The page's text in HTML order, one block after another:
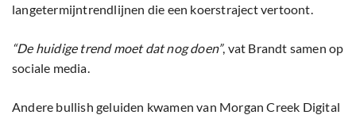
langetermijntrendlijnen die een koerstraject vertoont.
“De huidige trend moet dat nog doen”, vat Brandt samen op
sociale media.
Andere bullish geluiden kwamen van Morgan Creek Digital